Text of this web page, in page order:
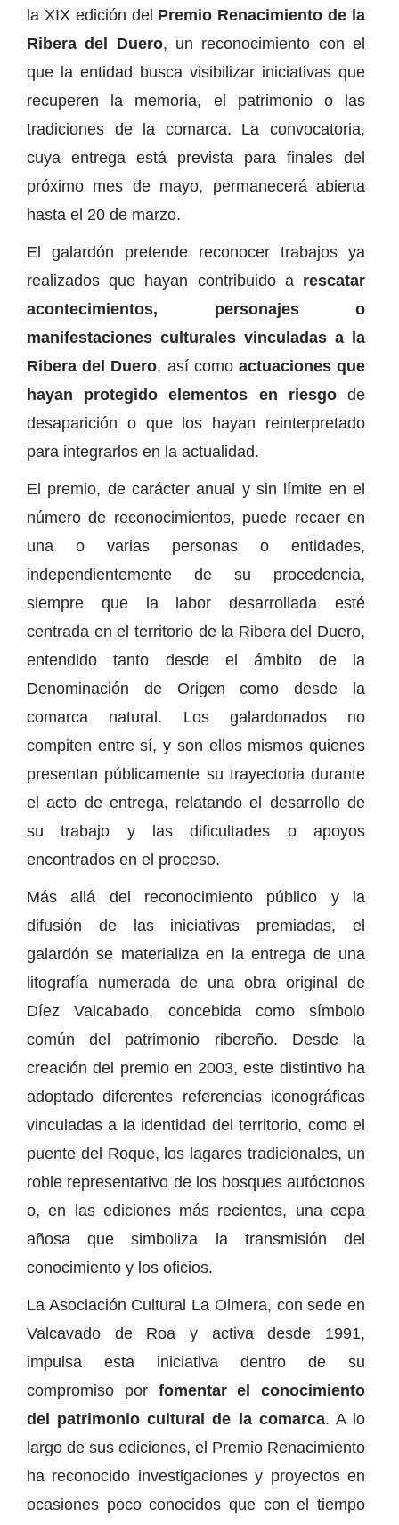
la XIX edición del Premio Renacimiento de la
Ribera del Duero, un reconocimiento con el
que la entidad busca visibilizar iniciativas que
recuperen la memoria, el patrimonio o las
tradiciones de la comarca. La convocatoria,
cuya entrega está prevista para finales del
próximo mes de mayo, permanecerá abierta
hasta el 20 de marzo.
El galardón pretende reconocer trabajos ya
realizados que hayan contribuido a rescatar
acontecimientos, personajes o
manifestaciones culturales vinculadas a la
Ribera del Duero, así como actuaciones que
hayan protegido elementos en riesgode
desaparición o que los hayan reinterpretado
para integrarlos en la actualidad.
El premio, de carácter anual y sin límite en el
número de reconocimientos, puede recaer en
una o varias personas o entidades,
independientemente de su procedencia,
siempre que la labor desarrollada esté
centrada en el territorio de la Ribera del Duero,
entendido tanto desde el ámbito de la
Denominación de Origen como desde la
comarca natural. Los galardonados no
compiten entre sí, y son ellos mismos quienes
presentan públicamente su trayectoria durante
el acto de entrega, relatando el desarrollo de
su trabajo y las dificultades o apoyos
encontrados en el proceso.
Más allá del reconocimiento público y la
difusión de las iniciativas premiadas, el
galardón se materializa en la entrega de una
litografía numerada de una obra original de
Díez Valcabado, concebida como símbolo
común del patrimonio ribereño. Desde la
creación del premio en 2003, este distintivo ha
adoptado diferentes referencias iconográficas
vinculadas a la identidad del territorio, como el
puente del Roque, los lagares tradicionales, un
roble representativo de los bosques autóctonos
o, en las ediciones más recientes, una cepa
añosa que simboliza la transmisión del
conocimiento y los oficios.
La Asociación Cultural La Olmera, con sede en
Valcavado de Roa y activa desde 1991,
impulsa esta iniciativa dentro de su
compromiso por fomentar el conocimiento
del patrimonio cultural de la comarca. A lo
largo de sus ediciones, el Premio Renacimiento
ha reconocido investigaciones y proyectos en
ocasiones poco conocidos que con el tiempo